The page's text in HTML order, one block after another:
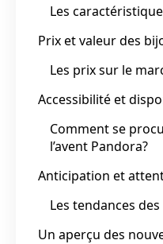
Les
Prix et valeur des
Les prix sur le
Accessibilité et
Comment se
l’avent Pandora?
Anticipation et
Les tendances
Un aperçu des